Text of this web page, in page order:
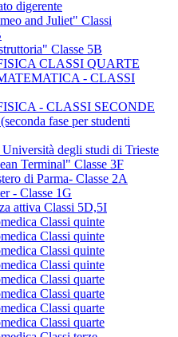
digerente
and Juliet" Classi
Classe 5B
CLASSI QUARTE
- CLASSI
- CLASSI SECONDE
fase per studenti
degli studi di Trieste
Terminal" Classe 3F
di Parma- Classe 2A
- Classe 1G
attiva Classi 5D,5I
Classi quinte
Classi quinte
Classi quinte
Classi quinte
Classi quarte
Classi quarte
Classi quarte
Classi quarte